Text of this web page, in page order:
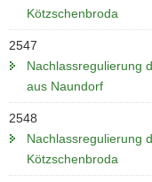
Kötzschenbroda
2547
Nachlassregulierung
aus Naundorf
2548
Nachlassregulierung
Kötzschenbroda